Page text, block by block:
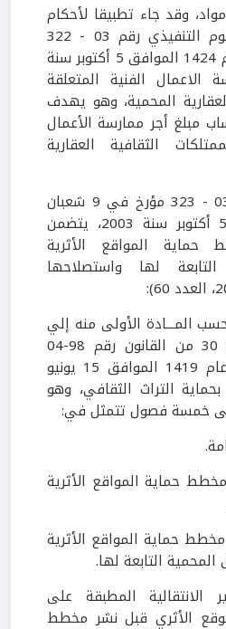
وقد جاء تطبيقا لأحكام
المادة 11 من المرسوم التنفيذي رقم 03 - 322
مؤرخ في 9 شعبان عام 1424 الموافق 5 أكتوبر سنة
الاعمال الفنية المتعلقة
المحمية، وهو يهدف
مبلغ أجر ممارسة الأعمال
الثقافية العقارية
مرسوم تنفيذي رقم 03 - 323 مؤرخ في 9 شعبان
عام 1424 الموافق 5 أكتوبر سنة 2003، يتضمن
حماية المواقع الأثرية
لها واستصلاحها
المـــادة الأولى منه إلي
تطبيق أحكام المادة 30 من القانون رقم 98-04
المؤرخ في 20 صفر عام 1419 الموافق 15 يونيو
بحماية التراث الثقافي، وهو
حماية المواقع الأثرية
حماية المواقع الأثرية
التابعة لها.
الانتقالية المطبقة على
الأثري قبل نشر مخطط